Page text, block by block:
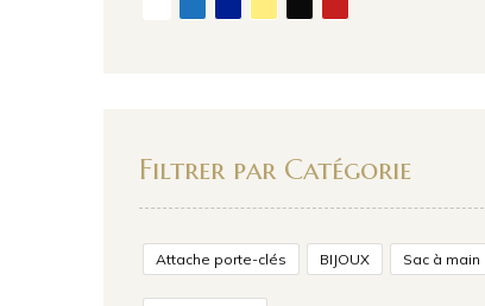
Filtrer par Catégorie
Attache porte-clés BIJOUX Sac à main